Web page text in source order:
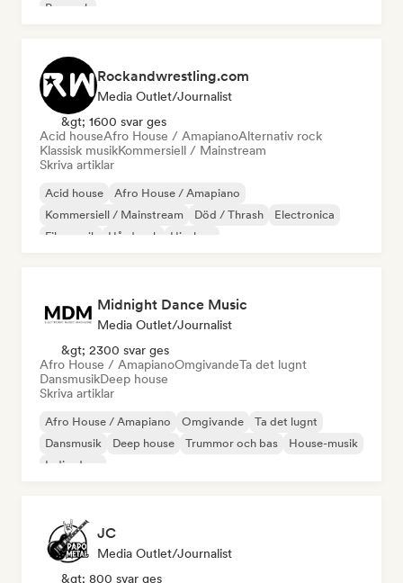
Poprock
Rockandwrestling.com
Media Outlet/Journalist
&gt; 1600 svar ges
Acid houseAfro House / AmapianoAlternativ rock
Klassisk musikKommersiell / Mainstream
Skriva artiklar
Acid house
Afro House / Amapiano
Kommersiell / Mainstream
Död / Thrash
Electronica
Filmmusik
Hårdrock Hip-hop
Midnight Dance Music
Media Outlet/Journalist
&gt; 2300 svar ges
Afro House / AmapianoOmgivandeTa det lugnt
DansmusikDeep house
Skriva artiklar
Afro House / Amapiano Omgivande
Ta det lugnt
Dansmusik
Deep house Trummor och bas
House-musik
Indie-dans
JC
Media Outlet/Journalist
&gt; 800 svar ges